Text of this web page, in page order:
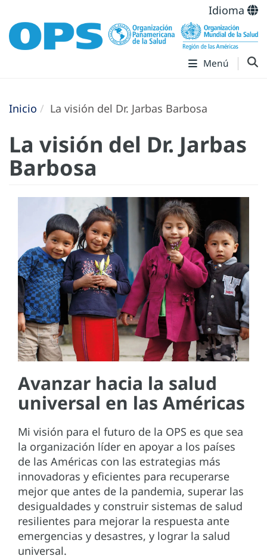
Idioma
Menú
Inicio La visión del Dr. Jarbas Barbosa
La visión del Dr. Jarbas
Barbosa
Avanzar hacia la salud
universal en las Américas
Mi visión para el futuro de la OPS es que sea
la organización líder en apoyar a los países
de las Américas con las estrategias más
innovadoras y eficientes para recuperarse
mejor que antes de la pandemia, superar las
desigualdades y construir sistemas de salud
resilientes para mejorar la respuesta ante
emergencias y desastres, y lograr la salud
universal.